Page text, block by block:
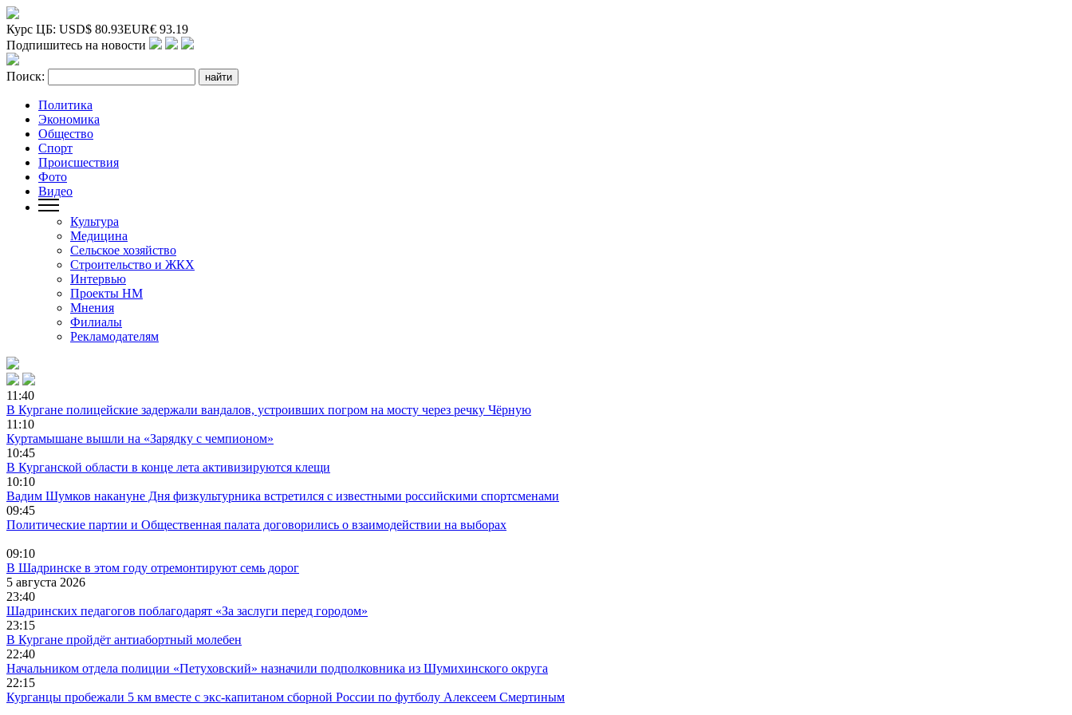
Курс ЦБ: USD$ 80.93EUR€ 93.19
Подпишитесь на новости
Поиск:
Политика
Экономика
Общество
Спорт
Происшествия
Фото
Видео
Культура
Медицина
Сельское хозяйство
Строительство и ЖКХ
Интервью
Проекты НМ
Мнения
Филиалы
Рекламодателям
11:40
В Кургане полицейские задержали вандалов, устроивших погром на мосту через речку Чёрную
11:10
Куртамышане вышли на «Зарядку с чемпионом»
10:45
В Курганской области в конце лета активизируются клещи
10:10
Вадим Шумков накануне Дня физкультурника встретился с известными российскими спортсменами
09:45
Политические партии и Общественная палата договорились о взаимодействии на выборах
09:10
В Шадринске в этом году отремонтируют семь дорог
5 августа 2026
23:40
Шадринских педагогов поблагодарят «За заслуги перед городом»
23:15
В Кургане пройдёт антиабортный молебен
22:40
Начальником отдела полиции «Петуховский» назначили подполковника из Шумихинского округа
22:15
Курганцы пробежали 5 км вместе с экс-капитаном сборной России по футболу Алексеем Смертиным